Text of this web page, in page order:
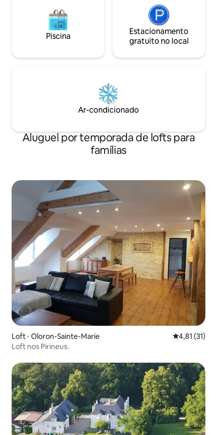
Piscina
Estacionamento
gratuito no local
Ar-condicionado
Aluguel por temporada de lofts para
famílias
Loft ⋅ Oloron-Sainte-Marie 4,81 de uma
4,81 (31)
Loft nos Pirineus.